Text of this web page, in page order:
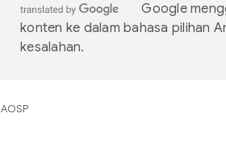
Google
konten ke dalam bahasa pilihan
kesalahan.
AOSP